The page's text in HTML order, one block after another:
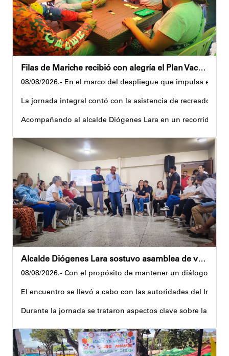
Filas de Mariche recibió con alegría el Plan Vacacional Venezuela RÍE 2026
08/08/2026.- En el marco del despliegue que impulsa el
La jornada integral contó con la asistencia de recreadores
Acompañando al alcalde Diógenes Lara en un recorrido,
Al respecto, señaló dos espacios permanentes habilitados
Precisamente, el Plan Vacacional Venezuela RÍE 2026
Andyvell Román
Alcalde Diógenes Lara sostuvo asamblea de vecinos con juntas de condominio de Palo Verde
08/08/2026.- Con el propósito de mantener un diálogo
El encuentro se llevó a cabo con las autoridades del
Durante la jornada se trataron aspectos clave sobre la
El alcalde tomó nota de las quejas, sugerencias y
Además, estas acciones se ejecutan en articulación con